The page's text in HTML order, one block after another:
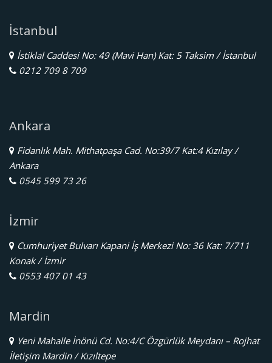
İstanbul
İstiklal Caddesi No: 49 (Mavi Han) Kat: 5 Taksim / İstanbul
0212 709 8 709
Ankara
Fidanlık Mah. Mithatpaşa Cad. No:39/7 Kat:4 Kızılay /
Ankara
0545 599 73 26
İzmir
Cumhuriyet Bulvarı Kapani İş Merkezi No: 36 Kat: 7/711
Konak / İzmir
0553 407 01 43
Mardin
Yeni Mahalle İnönü Cd. No:4/C Özgürlük Meydanı – Rojhat
İletişim Mardin / Kızıltepe